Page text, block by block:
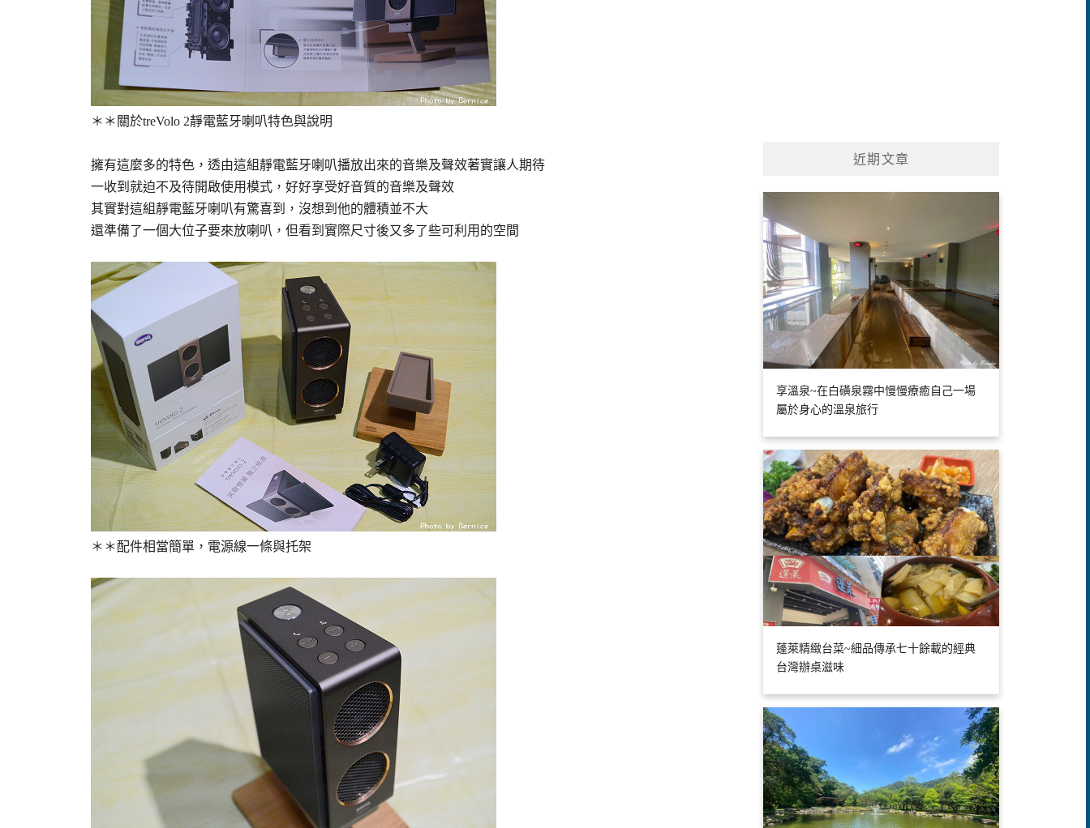
＊＊關於treVolo 2靜電藍牙喇叭特色與說明
擁有這麼多的特色，透由這組靜電藍牙喇叭播放出來的音樂及聲效著實讓人期待
一收到就迫不及待開啟使用模式，好好享受好音質的音樂及聲效
其實對這組靜電藍牙喇叭有驚喜到，沒想到他的體積並不大
還準備了一個大位子要來放喇叭，但看到實際尺寸後又多了些可利用的空間
＊＊配件相當簡單，電源線一條與托架
近期文章
享溫泉~在白磺泉霧中慢慢療癒自己一場
屬於身心的溫泉旅行
蓬萊精緻台菜~細品傳承七十餘載的經典
台灣辦桌滋味